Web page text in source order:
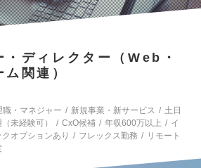
・ディレクター（Web・
関連）
職・マネジャー 新規事業・新サービス
土日
未経験可） CxO候補 年収600万以上
イ
クオプションあり フレックス勤務
リモート